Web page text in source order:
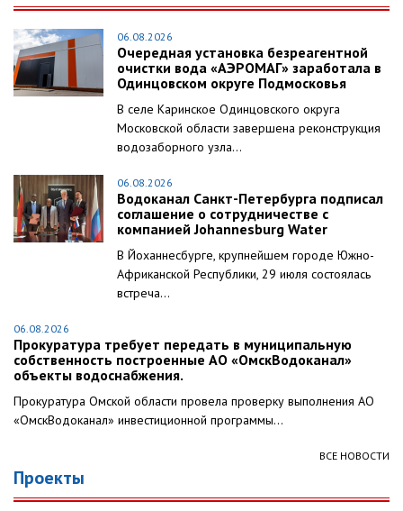
06.08.2026
Очередная установка безреагентной
очистки вода «АЭРОМАГ» заработала в
Одинцовском округе Подмосковья
В селе Каринское Одинцовского округа
Московской области завершена реконструкция
водозаборного узла...
06.08.2026
Водоканал Санкт-Петербурга подписал
соглашение о сотрудничестве с
компанией Johannesburg Water
В Йоханнесбурге, крупнейшем городе Южно-
Африканской Республики, 29 июля состоялась
встреча...
06.08.2026
Прокуратура требует передать в муниципальную
собственность построенные АО «ОмскВодоканал»
объекты водоснабжения.
Прокуратура Омской области провела проверку выполнения АО
«ОмскВодоканал» инвестиционной программы...
ВСЕ НОВОСТИ
Проекты